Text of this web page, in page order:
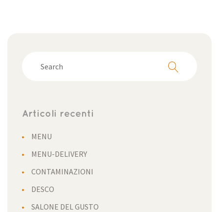
Articoli recenti
MENU
MENU-DELIVERY
CONTAMINAZIONI
DESCO
SALONE DEL GUSTO